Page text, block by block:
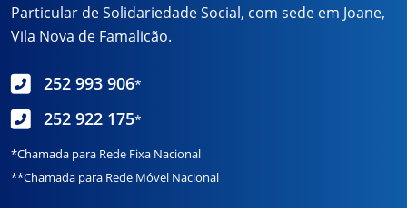
Particular de Solidariedade Social, com sede em Joane,
Vila Nova de Famalicão.
252 993 906*
252 922 175*
*Chamada para Rede Fixa Nacional
**Chamada para Rede Móvel Nacional